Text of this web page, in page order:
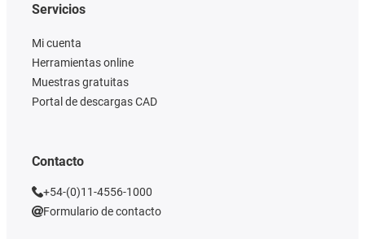
Servicios
Mi cuenta
Herramientas online
Muestras gratuitas
Portal de descargas CAD
Contacto
+54-(0)11-4556-1000
Formulario de contacto